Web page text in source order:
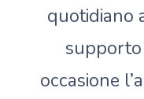
quotidiano
supporto
occasione